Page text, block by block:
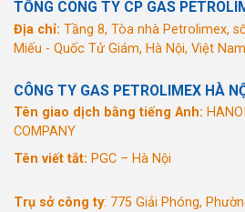
TỔNG CÔNG TY CP GAS
Địa chỉ: Tầng 8, Tòa nhà Petrolimex,
Miếu - Quốc Tử Giám, Hà Nội, Việt
CÔNG TY GAS PETROLIMEX HÀ
Tên giao dịch bằng tiếng Anh:
COMPANY
Tên viết tắt: PGC – Hà Nội
Trụ sở công ty: 775 Giải Phóng,